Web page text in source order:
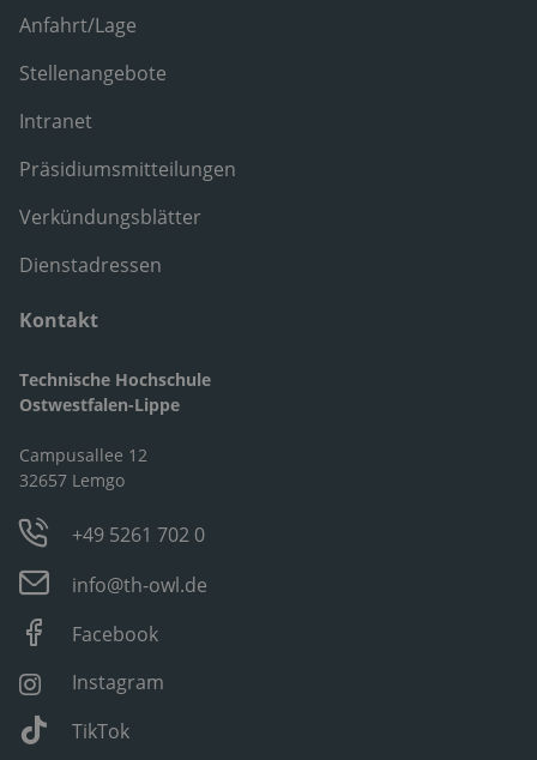
Anfahrt/Lage
Stellenangebote
Intranet
Präsidiumsmitteilungen
Verkündungsblätter
Dienstadressen
Kontakt
Technische Hochschule
Ostwestfalen-Lippe
Campusallee 12
32657 Lemgo
+49 5261 702 0
info@th-owl.de
Facebook
Instagram
TikTok